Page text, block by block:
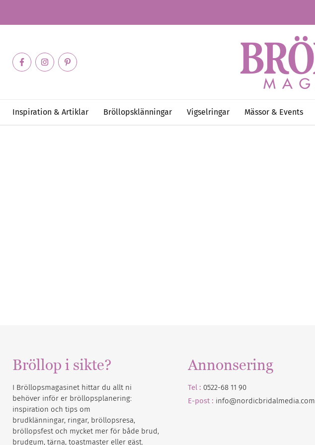
Inspiration & Artiklar Bröllopsklänningar Vigselringar Mässor & Events
Bröllop i sikte?
I Bröllopsmagasinet hittar du allt ni
behöver inför er bröllopsplanering:
inspiration och tips om
brudklänningar, ringar, bröllopsresa,
bröllopsfest och mycket mer för både brud,
brudgum, tärna, toastmaster eller gäst.
Annonsering
Tel : 0522-68 11 90
E-post : info@nordicbridalmedia.com